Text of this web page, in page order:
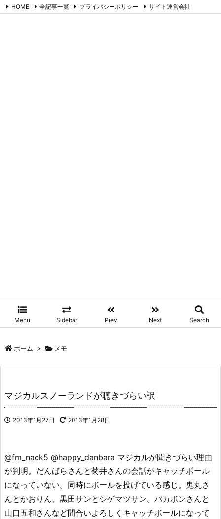
Menu Sidebar Prev Next Search
HOME 全記事一覧 プライバシーポリシー
サイト運営会社
ホーム > メモ
マジカルスノーランドが聴きづらい訳
2013年1月27日 2013年1月28日
@fm_nack5 @happy_danbara マジカルが聞きづらい理由
が判明。だんばらさんと菊井さんの会話がキャッチボール
になっていない。同時にボールを投げている感じ。鬼丸さ
んとかおりん、黒田サンとシゲマツサン、バカボンさんと
山口五和さんなど間合いよろしくキャッチボールになって